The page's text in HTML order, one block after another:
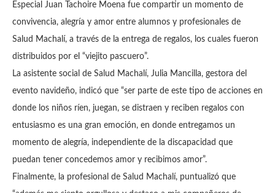
Especial Juan Tachoire Moena fue compartir un momento de
convivencia, alegría y amor entre alumnos y profesionales de
Salud Machalí, a través de la entrega de regalos, los cuales fueron
distribuidos por el “viejito pascuero”.
La asistente social de Salud Machalí, Julia Mancilla, gestora del
evento navideño, indicó que “ser parte de este tipo de acciones en
donde los niños ríen, juegan, se distraen y reciben regalos con
entusiasmo es una gran emoción, en donde entregamos un
momento de alegría, independiente de la discapacidad que
puedan tener concedemos amor y recibimos amor”.
Finalmente, la profesional de Salud Machalí, puntualizó que